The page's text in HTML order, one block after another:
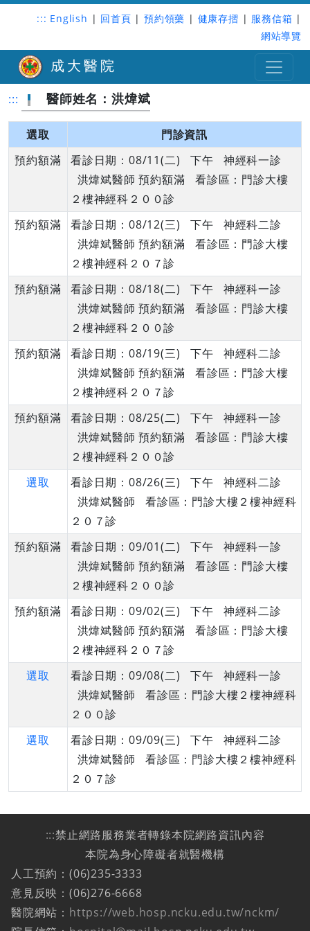
::: English | 回首頁 | 預約領藥 | 健康存摺 | 服務信箱 |
網站導覽
成大醫院
::: 醫師姓名：洪煒斌
選取
門診資訊
預約額滿
看診日期：08/11(二) 下午 神經科一診
洪煒斌醫師 預約額滿 看診區：門診大樓
２樓神經科２００診
預約額滿
看診日期：08/12(三) 下午 神經科二診
洪煒斌醫師 預約額滿 看診區：門診大樓
２樓神經科２０７診
預約額滿
看診日期：08/18(二) 下午 神經科一診
洪煒斌醫師 預約額滿 看診區：門診大樓
２樓神經科２００診
預約額滿
看診日期：08/19(三) 下午 神經科二診
洪煒斌醫師 預約額滿 看診區：門診大樓
２樓神經科２０７診
預約額滿
看診日期：08/25(二) 下午 神經科一診
洪煒斌醫師 預約額滿 看診區：門診大樓
２樓神經科２００診
選取
看診日期：08/26(三) 下午 神經科二診
洪煒斌醫師 看診區：門診大樓２樓神經科
２０７診
預約額滿
看診日期：09/01(二) 下午 神經科一診
洪煒斌醫師 預約額滿 看診區：門診大樓
２樓神經科２００診
預約額滿
看診日期：09/02(三) 下午 神經科二診
洪煒斌醫師 預約額滿 看診區：門診大樓
２樓神經科２０７診
選取
看診日期：09/08(二) 下午 神經科一診
洪煒斌醫師 看診區：門診大樓２樓神經科
２００診
選取
看診日期：09/09(三) 下午 神經科二診
洪煒斌醫師 看診區：門診大樓２樓神經科
２０７診
:::禁止網路服務業者轉錄本院網路資訊內容
本院為身心障礙者就醫機構
人工預約：(06)235-3333
意見反映：(06)276-6668
醫院網站： https://web.hosp.ncku.edu.tw/nckm/